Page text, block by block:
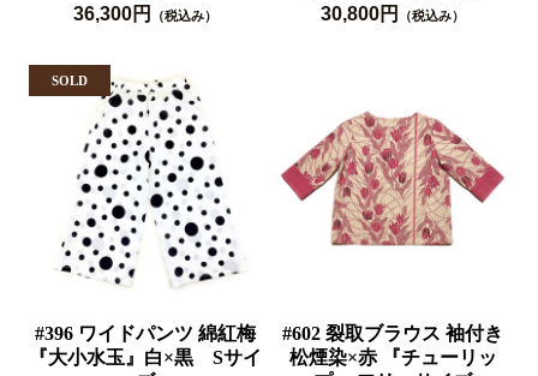
36,300円
（税込み）
30,800円
（税込み）
#396 ワイドパンツ 綿紅梅
『大小水玉』白×黒 Sサイ
#602 裂取ブラウス 袖付き
松煙染×赤 『チューリッ